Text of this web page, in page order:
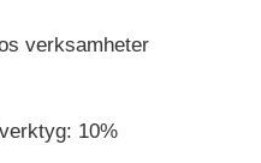
verksamheter
10%